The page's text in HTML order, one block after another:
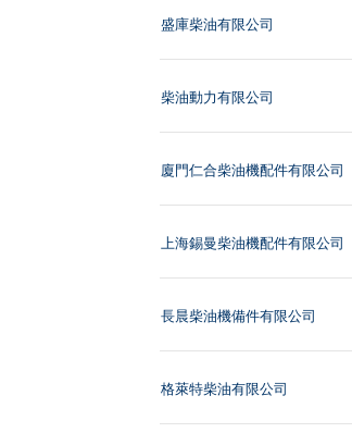
盛庫柴油有限公司
柴油動力有限公司
廈門仁合柴油機配件有限公司
上海錫曼柴油機配件有限公司
長晨柴油機備件有限公司
格萊特柴油有限公司